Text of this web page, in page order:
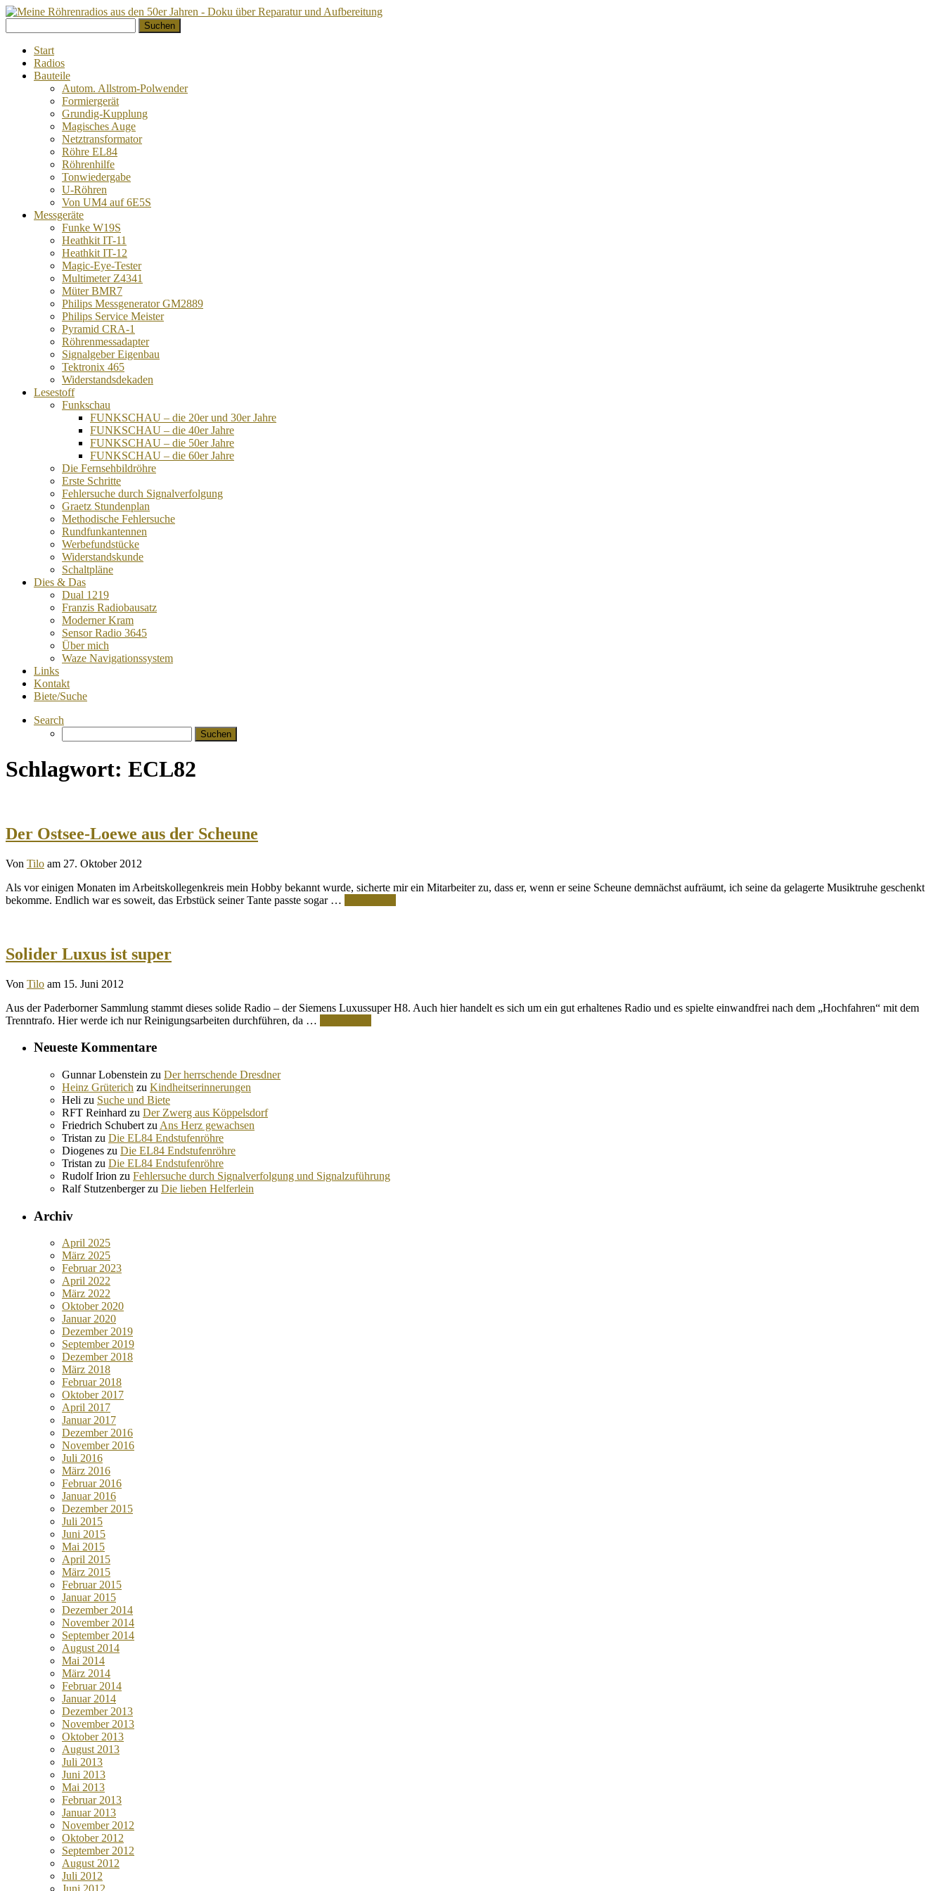
zum
Inhalt
nach:
Start
Radios
Bauteile
Autom. Allstrom-Polwender
Formiergerät
Grundig-Kupplung
Magisches Auge
Netztransformator
Röhre EL84
Röhrenhilfe
Tonwiedergabe
U-Röhren
Von UM4 auf 6E5S
Messgeräte
Funke W19S
Heathkit IT-11
Heathkit IT-12
Magic-Eye-Tester
Multimeter Z4341
Müter BMR7
Philips Messgenerator GM2889
Philips Service Meister
Pyramid CRA-1
Röhrenmessadapter
Signalgeber Eigenbau
Tektronix 465
Widerstandsdekaden
Lesestoff
Funkschau
FUNKSCHAU – die 20er und 30er Jahre
FUNKSCHAU – die 40er Jahre
FUNKSCHAU – die 50er Jahre
FUNKSCHAU – die 60er Jahre
Die Fernsehbildröhre
Erste Schritte
Fehlersuche durch Signalverfolgung
Graetz Stundenplan
Methodische Fehlersuche
Rundfunkantennen
Werbefundstücke
Widerstandskunde
Schaltpläne
Dies & Das
Dual 1219
Franzis Radiobausatz
Moderner Kram
Sensor Radio 3645
Über mich
Waze Navigationssystem
Links
Kontakt
Biete/Suche
Search
nach:
Schlagwort: ECL82
Der Ostsee-Loewe aus der Scheune
Von Tilo am 27. Oktober 2012
Als vor einigen Monaten im Arbeitskollegenkreis mein Hobby bekannt wurde, sicherte mir ein Mitarbeiter zu, dass er, wenn er seine Scheune demnächst aufräumt, ich seine da gelagerte Musiktruhe geschenkt
bekomme. Endlich war es soweit, das Erbstück seiner Tante passte sogar …
Solider Luxus ist super
Von Tilo am 15. Juni 2012
Aus der Paderborner Sammlung stammt dieses solide Radio – der Siemens Luxussuper H8. Auch hier handelt es sich um ein gut erhaltenes Radio und es spielte einwandfrei nach dem „Hochfahren“ mit dem
Trenntrafo. Hier werde ich nur Reinigungsarbeiten durchführen, da …
Neueste Kommentare
Gunnar Lobenstein zu Der herrschende Dresdner
Heinz Grüterich zu Kindheitserinnerungen
Heli zu Suche und Biete
RFT Reinhard zu Der Zwerg aus Köppelsdorf
Friedrich Schubert zu Ans Herz gewachsen
Tristan zu Die EL84 Endstufenröhre
Diogenes zu Die EL84 Endstufenröhre
Tristan zu Die EL84 Endstufenröhre
Rudolf Irion zu Fehlersuche durch Signalverfolgung und Signalzuführung
Ralf Stutzenbergerzu Die lieben Helferlein
Archiv
April 2025
März 2025
Februar 2023
April 2022
März 2022
Oktober 2020
Januar 2020
Dezember 2019
September 2019
Dezember 2018
März 2018
Februar 2018
Oktober 2017
April 2017
Januar 2017
Dezember 2016
November 2016
Juli 2016
März 2016
Februar 2016
Januar 2016
Dezember 2015
Juli 2015
Juni 2015
Mai 2015
April 2015
März 2015
Februar 2015
Januar 2015
Dezember 2014
November 2014
September 2014
August 2014
Mai 2014
März 2014
Februar 2014
Januar 2014
Dezember 2013
November 2013
Oktober 2013
August 2013
Juli 2013
Juni 2013
Mai 2013
Februar 2013
Januar 2013
November 2012
Oktober 2012
September 2012
August 2012
Juli 2012